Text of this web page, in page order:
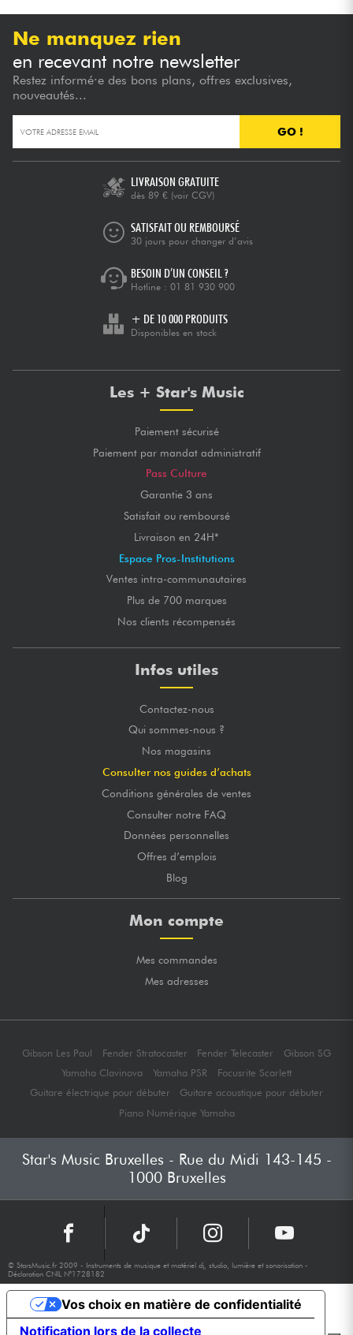
Ne manquez rien
en recevant notre newsletter
Restez informé·e des bons plans, offres exclusives,
nouveautés...
GO !
LIVRAISON GRATUITE
dès 89 € (voir CGV)
SATISFAIT OU REMBOURSÉ
30 jours pour changer d’avis
BESOIN D’UN CONSEIL ?
Hotline : 01 81 930 900
+ DE 10 000 PRODUITS
Disponibles en stock
Les + Star's Music
Paiement sécurisé
Paiement par mandat administratif
Pass Culture
Garantie 3 ans
Satisfait ou remboursé
Livraison en 24H*
Espace Pros-Institutions
Ventes intra-communautaires
Plus de 700 marques
Nos clients récompensés
Infos utiles
Contactez-nous
Qui sommes-nous ?
Nos magasins
Consulter nos guides d’achats
Conditions générales de ventes
Consulter notre FAQ
Données personnelles
Offres d’emplois
Blog
Mon compte
Mes commandes
Mes adresses
Gibson Les Paul Fender Stratocaster Fender Telecaster
Gibson SG
Yamaha Clavinova
Yamaha PSR
Focusrite Scarlett
Guitare électrique pour débuter
Guitare acoustique pour débuter
Piano Numérique Yamaha
Star's Music Bruxelles - Rue du Midi 143-145 -
1000 Bruxelles
© StarsMusic.fr 2009 - Instruments de musique et matériel dj, studio, lumière et sonorisation -
Déclaration CNIL N°1728182
Notification lors de la collecte
Vos choix en matière de confidentialité